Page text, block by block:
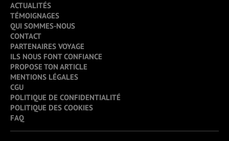
ACTUALITÉS
TÉMOIGNAGES
QUI SOMMES-NOUS
CONTACT
PARTENAIRES VOYAGE
ILS NOUS FONT CONFIANCE
PROPOSE TON ARTICLE
MENTIONS LÉGALES
CGU
POLITIQUE DE CONFIDENTIALITÉ
POLITIQUE DES COOKIES
FAQ